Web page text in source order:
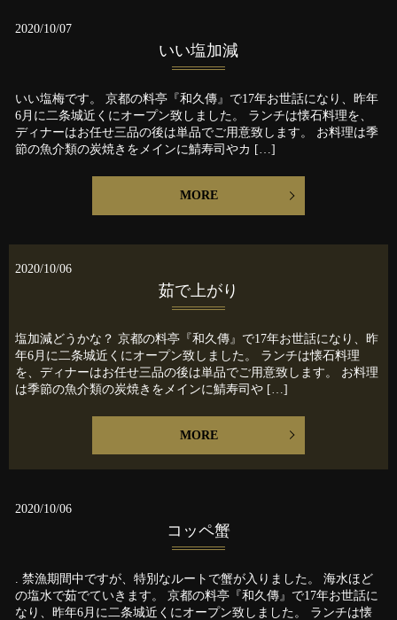
2020/10/07
いい塩加減
いい塩梅です。 京都の料亭『和久傳』で17年お世話になり、昨年
6月に二条城近くにオープン致しました。 ランチは懐石料理を、
ディナーはお任せ三品の後は単品でご用意致します。 お料理は季
節の魚介類の炭焼きをメインに鯖寿司やカ […]
MORE
2020/10/06
茹で上がり
塩加減どうかな？ 京都の料亭『和久傳』で17年お世話になり、昨
年6月に二条城近くにオープン致しました。 ランチは懐石料理
を、ディナーはお任せ三品の後は単品でご用意致します。 お料理
は季節の魚介類の炭焼きをメインに鯖寿司や […]
MORE
2020/10/06
コッペ蟹
. 禁漁期間中ですが、特別なルートで蟹が入りました。 海水ほど
の塩水で茹でていきます。 京都の料亭『和久傳』で17年お世話に
なり、昨年6月に二条城近くにオープン致しました。 ランチは懐